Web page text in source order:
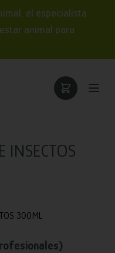
el especialista
animal para
INSECTOS